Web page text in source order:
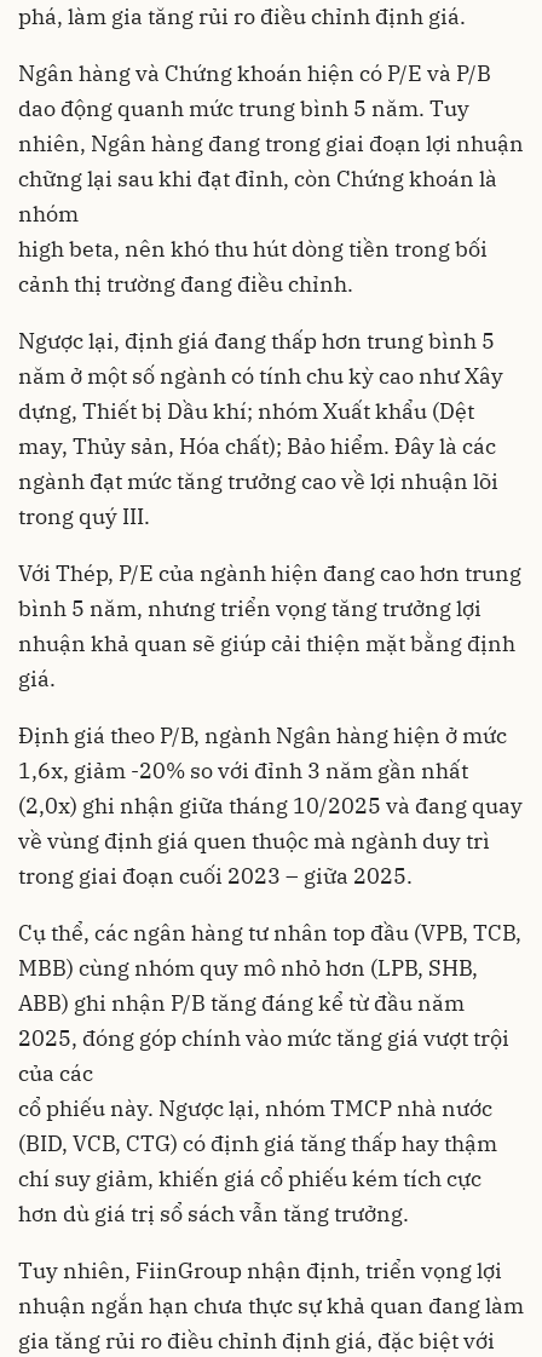
phá, làm gia tăng rủi ro điều chỉnh định giá.
Ngân hàng và Chứng khoán hiện có P/E và P/B
dao động quanh mức trung bình 5 năm. Tuy
nhiên, Ngân hàng đang trong giai đoạn lợi nhuận
chững lại sau khi đạt đỉnh, còn Chứng khoán là
nhóm
high beta, nên khó thu hút dòng tiền trong bối
cảnh thị trường đang điều chỉnh.
Ngược lại, định giá đang thấp hơn trung bình 5
năm ở một số ngành có tính chu kỳ cao như Xây
dựng, Thiết bị Dầu khí; nhóm Xuất khẩu (Dệt
may, Thủy sản, Hóa chất); Bảo hiểm. Đây là các
ngành đạt mức tăng trưởng cao về lợi nhuận lõi
trong quý III.
Với Thép, P/E của ngành hiện đang cao hơn trung
bình 5 năm, nhưng triển vọng tăng trưởng lợi
nhuận khả quan sẽ giúp cải thiện mặt bằng định
giá.
Định giá theo P/B, ngành Ngân hàng hiện ở mức
1,6x, giảm -20% so với đỉnh 3 năm gần nhất
(2,0x) ghi nhận giữa tháng 10/2025 và đang quay
về vùng định giá quen thuộc mà ngành duy trì
trong giai đoạn cuối 2023 – giữa 2025.
Cụ thể, các ngân hàng tư nhân top đầu (VPB, TCB,
MBB) cùng nhóm quy mô nhỏ hơn (LPB, SHB,
ABB) ghi nhận P/B tăng đáng kể từ đầu năm
2025, đóng góp chính vào mức tăng giá vượt trội
của các
cổ phiếu này. Ngược lại, nhóm TMCP nhà nước
(BID, VCB, CTG) có định giá tăng thấp hay thậm
chí suy giảm, khiến giá cổ phiếu kém tích cực
hơn dù giá trị sổ sách vẫn tăng trưởng.
Tuy nhiên, FiinGroup nhận định, triển vọng lợi
nhuận ngắn hạn chưa thực sự khả quan đang làm
gia tăng rủi ro điều chỉnh định giá, đặc biệt với